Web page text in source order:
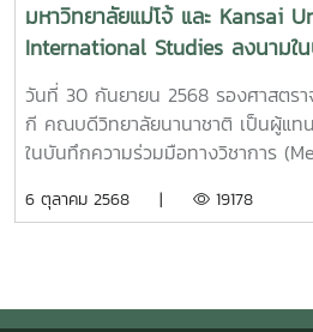
มหาวิทยาลัยแม่โจ้ และ Kansai
International Studies ลงนามใ
วิชาการ (Memorandum of
วันที่ 30 กันยายน 2568 รองศาสตร
กี คณบดีวิทยาลัยนานาชาติ เป็นผู้แท
ในบันทึกความร่วมมือทางวิชาการ
International Studies ประเทศญี่ปุ่น
************************** On
6 ตุลาคม 2568 | 19178